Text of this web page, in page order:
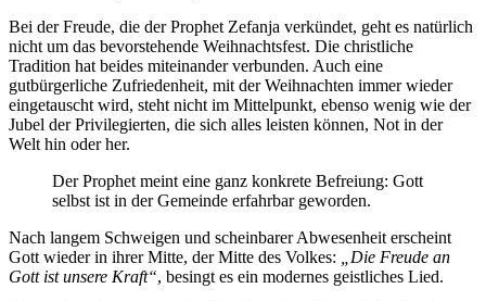
Bei der Freude, die der Prophet Zefanja verkündet, geht es natürlich
nicht um das bevorstehende Weihnachtsfest. Die christliche
Tradition hat beides miteinander verbunden. Auch eine
gutbürgerliche Zufriedenheit, mit der Weihnachten immer wieder
eingetauscht wird, steht nicht im Mittelpunkt, ebenso wenig wie der
Jubel der Privilegierten, die sich alles leisten können, Not in der
Welt hin oder her.
Der Prophet meint eine ganz konkrete Befreiung: Gott
selbst ist in der Gemeinde erfahrbar geworden.
Nach langem Schweigen und scheinbarer Abwesenheit erscheint
Gott wieder in ihrer Mitte, der Mitte des Volkes:
„Die Freude an
Gott ist unsere Kraft“, besingt es ein modernes geistliches Lied.